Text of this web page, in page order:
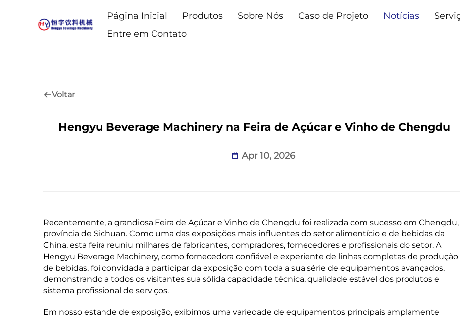
Página Inicial Produtos Sobre Nós Caso de Projeto Notícias
Entre em Contato
Voltar
Hengyu Beverage Machinery na Feira de Açúcar e Vinho de Chengdu
Apr 10, 2026
Recentemente, a grandiosa Feira de Açúcar e Vinho de Chengdu foi realizada com sucesso em Chengdu,
província de Sichuan. Como uma das exposições mais influentes do setor alimentício e de bebidas da
China, esta feira reuniu milhares de fabricantes, compradores, fornecedores e profissionais do setor. A
Hengyu Beverage Machinery, como fornecedora confiável e experiente de linhas completas de produção
de bebidas, foi convidada a participar da exposição com toda a sua série de equipamentos avançados,
demonstrando a todos os visitantes sua sólida capacidade técnica, qualidade estável dos produtos e
sistema profissional de serviços.
Em nosso estande de exposição, exibimos uma variedade de equipamentos principais amplamente